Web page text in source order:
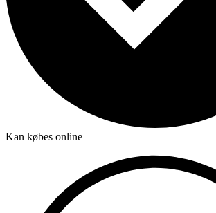
Kan købes online